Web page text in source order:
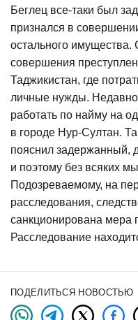
Беглец все-таки был
признался в
остального имущества.
совершения
Таджикистан, где
личные нужды. Недавно
работать по найму на
в городе Нур-Султан.
пояснил задержанный,
и поэтому без всяких
Подозреваемому, на
расследования,
санкционирована мера
Расследование
ПОДЕЛИТЬСЯ НОВОСТЬЮ